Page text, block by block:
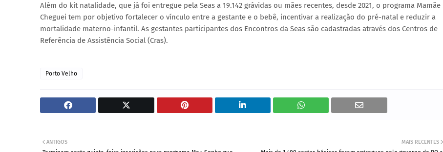
Além do kit natalidade, que já foi entregue pela Seas a 19.142 grávidas ou mães recentes, desde 2021, o programa Mamãe
Cheguei tem por objetivo fortalecer o vínculo entre a gestante e o bebê, incentivar a realização do pré-natal e reduzir a
mortalidade materno-infantil. As gestantes participantes dos Encontros da Seas são cadastradas através dos Centros de
Referência de Assistência Social (Cras).
Porto Velho
MAIS RECENTES
ANTIGOS